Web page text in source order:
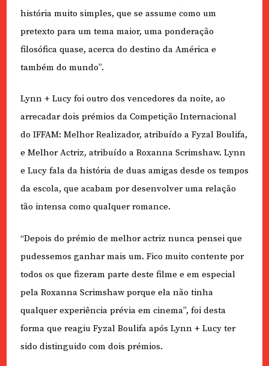
história muito simples, que se assume como um
pretexto para um tema maior, uma ponderação
filosófica quase, acerca do destino da América e
também do mundo”.
Lynn + Lucy foi outro dos vencedores da noite, ao
arrecadar dois prémios da Competição Internacional
do IFFAM: Melhor Realizador, atribuído a Fyzal Boulifa,
e Melhor Actriz, atribuído a Roxanna Scrimshaw. Lynn
e Lucy fala da história de duas amigas desde os tempos
da escola, que acabam por desenvolver uma relação
tão intensa como qualquer romance.
“Depois do prémio de melhor actriz nunca pensei que
pudessemos ganhar mais um. Fico muito contente por
todos os que fizeram parte deste filme e em especial
pela Roxanna Scrimshaw porque ela não tinha
qualquer experiência prévia em cinema”, foi desta
forma que reagiu Fyzal Boulifa após Lynn + Lucy ter
sido distinguido com dois prémios.